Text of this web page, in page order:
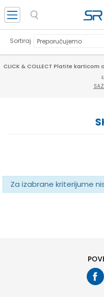
CLICK & COLLECT Platite
Sortiraj
Za izabrane kriterijume